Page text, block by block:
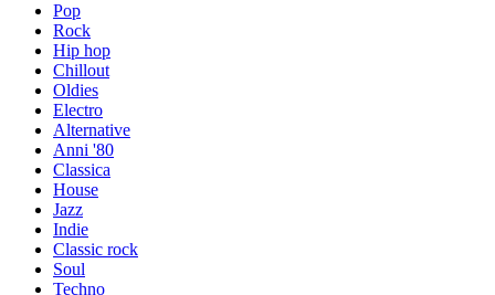
Pop
Rock
Hip hop
Chillout
Oldies
Electro
Alternative
Anni '80
Classica
House
Jazz
Indie
Classic rock
Soul
Techno